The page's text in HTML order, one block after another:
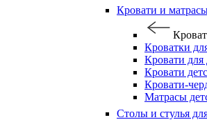
Кровати и
Кроватки
Кровати для
Кровати
Кровати-
Матрасы
Столы и стулья